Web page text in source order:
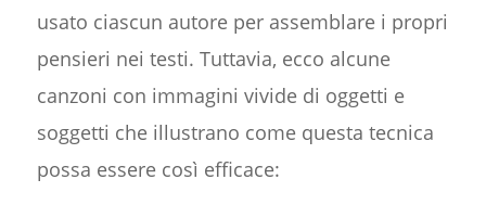
usato ciascun autore per assemblare i propri
pensieri nei testi. Tuttavia, ecco alcune
canzoni con immagini vivide di oggetti e
soggetti che illustrano come questa tecnica
possa essere così efficace: